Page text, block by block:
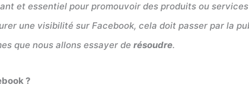
et essentiel pour promouvoir des produits ou
une visibilité sur Facebook, cela doit passer par la
que nous allons essayer de résoudre.
?